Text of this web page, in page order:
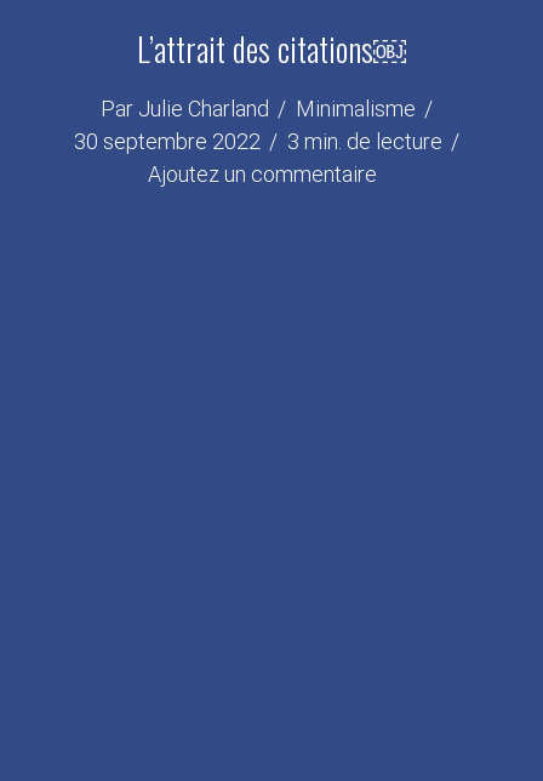
L’attrait des citations￼
Par Julie Charland
Minimalisme
30 septembre 2022
3 min. de lecture
Ajoutez un commentaire